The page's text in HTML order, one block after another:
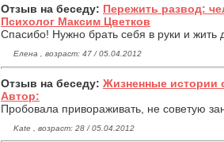
Отзыв на беседу: Пережить развод:
Психолог Максим Цветков
Спасибо! Нужно брать себя в руки и
Елена , возраст: 47 / 05.04.2012
Отзыв на беседу: Жизненные истории
Автор:
Пробовала привораживать, не советую
Kate , возраст: 28 / 05.04.2012